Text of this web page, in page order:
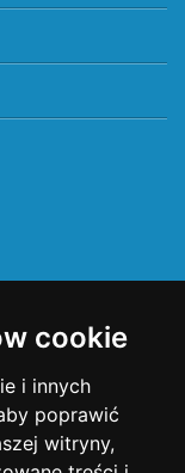
cookie
i innych
poprawić
witryny,